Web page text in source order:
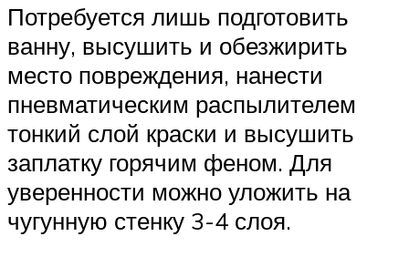
Потребуется лишь подготовить
ванну, высушить и обезжирить
место повреждения, нанести
пневматическим распылителем
тонкий слой краски и высушить
заплатку горячим феном. Для
уверенности можно уложить на
чугунную стенку 3-4 слоя.